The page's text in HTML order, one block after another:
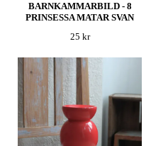
BARNKAMMARBILD - 8
PRINSESSA MATAR SVAN
25 kr